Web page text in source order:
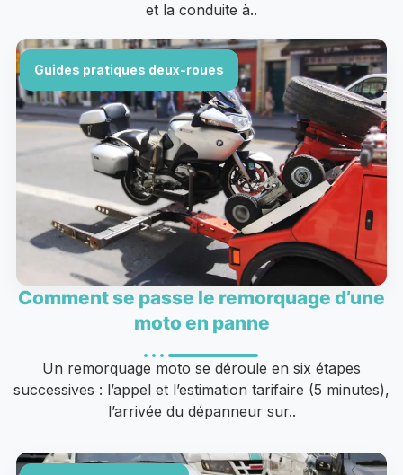
et la conduite à..
Guides pratiques deux-roues
Comment se passe le remorquage d’une
moto en panne
Un remorquage moto se déroule en six étapes
successives : l’appel et l’estimation tarifaire (5 minutes),
l’arrivée du dépanneur sur..